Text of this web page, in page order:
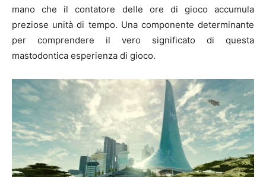
mano che il contatore delle ore di gioco accumula
preziose unità di tempo. Una componente determinante
per comprendere il vero significato di questa
mastodontica esperienza di gioco.